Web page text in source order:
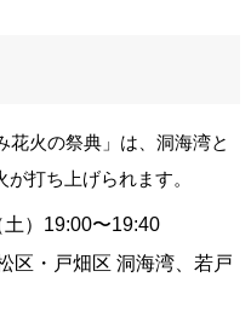
花火の祭典」は、洞海湾と
打ち上げられます。
）19:00〜19:40
区・戸畑区 洞海湾、若戸